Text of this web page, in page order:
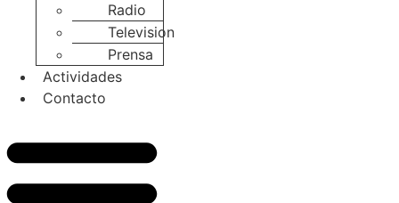
Radio
Television
Prensa
Actividades
Contacto